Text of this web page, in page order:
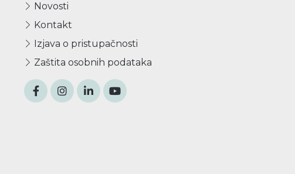
Novosti
Kontakt
Izjava o pristupačnosti
Zaštita osobnih podataka